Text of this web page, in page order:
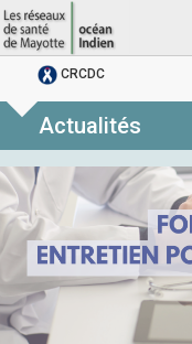
CRCDC
Actualités